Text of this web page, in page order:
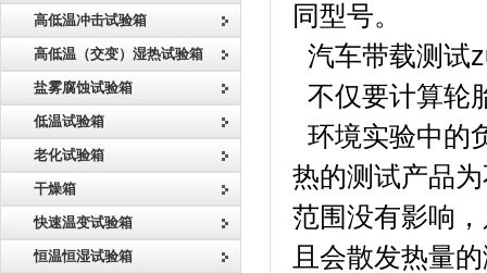
高低温冲击试验箱
高低温（交变）湿热试验箱
盐雾腐蚀试验箱
低温试验箱
老化试验箱
干燥箱
快速温变试验箱
恒温恒湿试验箱
同型号。
汽车带载测试
不仅要计算轮
环境实验中的
热的测试产品
范围没有影响
且会散发热量